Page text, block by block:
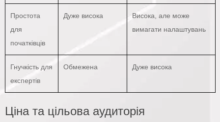
Простота
для
початківців
Дуже висока
Висока, але може
вимагати налаштувань
Гнучкість для
експертів
Обмежена Дуже висока
Ціна та цільова аудиторія